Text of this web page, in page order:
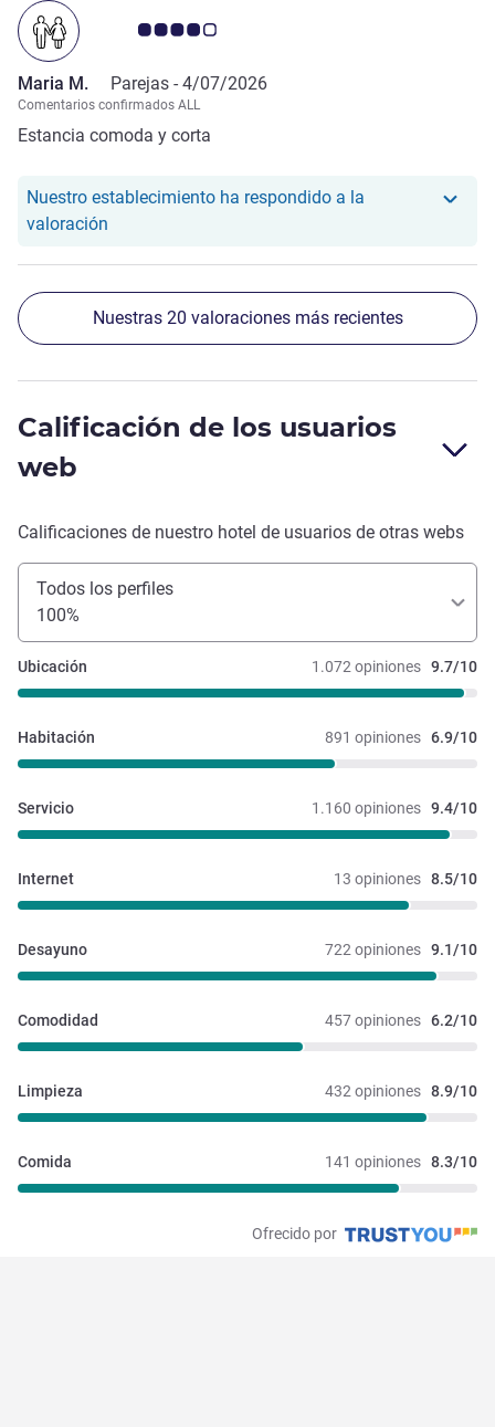
Nota de clientes de Avis 4.0/5
Maria M. Parejas - 4/07/2026
Comentarios confirmados ALL
Estancia comoda y corta
Nuestro establecimiento ha respondido a la
valoración
Nuestras 20 valoraciones más recientes
Calificación de los usuarios
web
Calificaciones de nuestro hotel de usuarios de otras webs
Todos los perfiles
100%
1.072 opiniones 9.7/10
Ubicación
891 opiniones 6.9/10
Habitación
1.160 opiniones 9.4/10
Servicio
13 opiniones 8.5/10
Internet
722 opiniones 9.1/10
Desayuno
457 opiniones 6.2/10
Comodidad
432 opiniones 8.9/10
Limpieza
141 opiniones 8.3/10
Comida
Ofrecido por